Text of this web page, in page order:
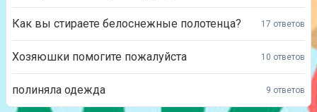
Как вы стираете белоснежные полотенца? 17 ответов
Хозяюшки помогите пожалуйста 10 ответов
полиняла одежда 9 ответов